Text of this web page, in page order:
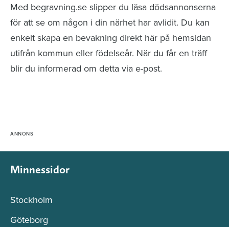
Med begravning.se slipper du läsa dödsannonserna
för att se om någon i din närhet har avlidit. Du kan
enkelt skapa en bevakning direkt här på hemsidan
utifrån kommun eller födelseår. När du får en träff
blir du informerad om detta via e-post.
Minnessidor
Stockholm
Göteborg